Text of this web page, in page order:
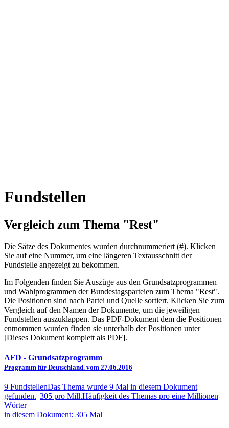
Fundstellen
Vergleich zum Thema "Rest"
Die Sätze des Dokum­entes wurden durch­nummeriert (#). Klicken
Sie auf eine Nummer, um eine längeren Textausschnitt der
Fundstelle angezeigt zu bekommen.
Im Folgenden finden Sie Auszüge aus den Grundsatz­program­men
und Wahl­program­men der Bundes­tags­parteien zum Thema "Rest".
Die Posi­tionen sind nach Partei und Quelle sortiert. Klicken Sie zum
Vergleich auf den Namen der Dokumente, um die jeweiligen
Fundstellen aus­zu­klappen. Das PDF-Dokument dem die Posi­tionen
entnommen wurden finden sie unterhalb der Positionen unter
[Dieses Dokument komplett als PDF].
AFD - Grundsatzprogramm
Programm für Deutschland. vom 27.06.2016
9 FundstellenDas Thema wurde 9 Mal in diesem Dokument
gefunden.| 305 pro Mill.Häufigkeit des Themas pro eine Millionen
Wörter
in diesem Dokument: 305 Mal